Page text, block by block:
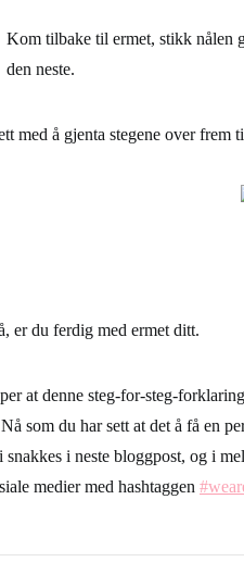
Kom tilbake til ermet, stikk nålen
den neste.
med å gjenta stegene over frem
er du ferdig med ermet ditt.
at denne steg-for-steg-
som du har sett at det å få en
snakkes i neste bloggpost, og i
medier med hashtaggen